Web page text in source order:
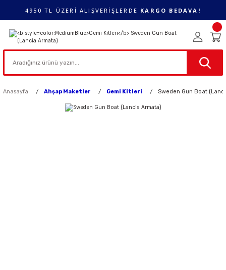
4950 TL ÜZERİ ALIŞVERİŞLERDE KARGO BEDAVA!
Anasayfa Ahşap Maketler Gemi Kitleri Sweden Gun Boat